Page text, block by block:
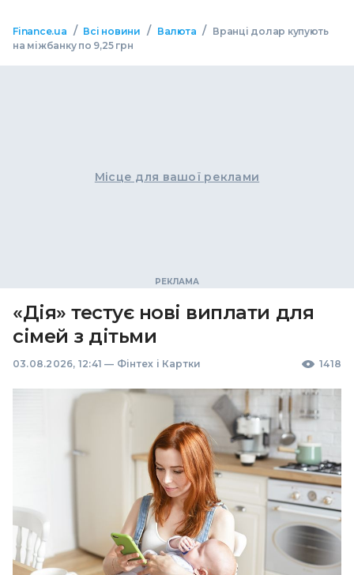
Finance.ua / Всі новини / Валюта / Вранці долар купують
на міжбанку по 9,25 грн
Місце для вашої реклами
«Дія» тестує нові виплати для
сімей з дітьми
03.08.2026, 12:41 — Фінтех і Картки 1418